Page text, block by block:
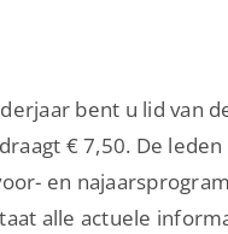
bent u lid van
€ 7,50. De
en
alle actuele